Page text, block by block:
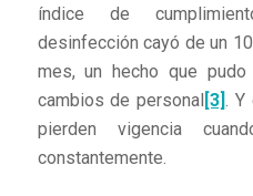
índice de
desinfección cayó de un
mes, un hecho que
cambios de personal [3]
.
pierden vigencia
constantemente.